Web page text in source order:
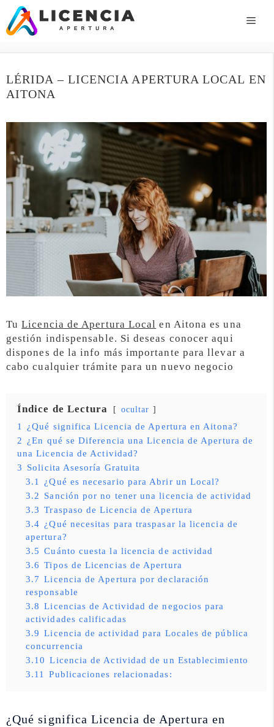
Saltar
contenido
LÉRIDA – LICENCIA APERTURA LOCAL EN
AITONA
TuLicencia de Apertura Local en Aitona es una
gestión indispensable. Si deseas conocer aqui
dispones de la info más importante para llevar a
cabo cualquier trámite para un nuevo negocio
Índice de Lectura ocultar
1
¿Qué significa Licencia de Apertura en Aitona?
2 ¿En qué se Diferencia una Licencia de Apertura de
una Licencia de Actividad?
3 Solicita Asesoría Gratuita
3.1
¿Qué es necesario para Abrir un Local?
3.2 Sanción por no tener una licencia de actividad
3.3 Traspaso de Licencia de Apertura
3.4 ¿Qué necesitas para traspasar la licencia de
apertura?
3.5 Cuánto cuesta la licencia de actividad
3.6 Tipos de Licencias de Apertura
3.7 Licencia de Apertura por declaración
responsable
3.8 Licencias de Actividad de negocios para
actividades calificadas
3.9 Licencia de actividad para Locales de pública
concurrencia
3.10 Licencia de Actividad de un Establecimiento
3.11
Publicaciones relacionadas:
¿Qué significa Licencia de Apertura en